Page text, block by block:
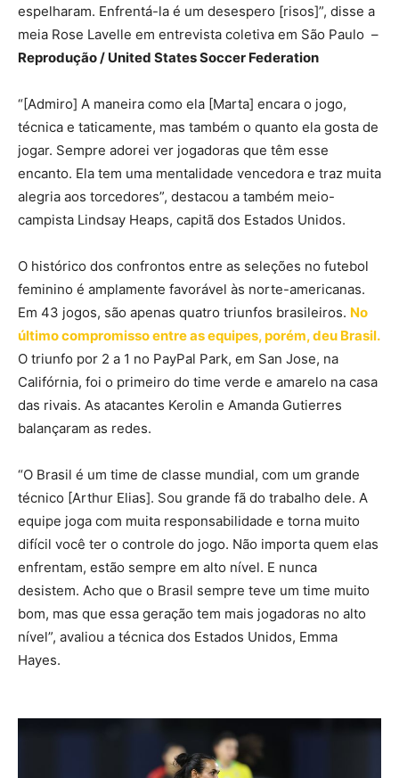
espelharam. Enfrentá-la é um desespero [risos]”, disse a
meia Rose Lavelle em entrevista coletiva em São Paulo –
Reprodução / United States Soccer Federation
“[Admiro] A maneira como ela [Marta] encara o jogo,
técnica e taticamente, mas também o quanto ela gosta de
jogar. Sempre adorei ver jogadoras que têm esse
encanto. Ela tem uma mentalidade vencedora e traz muita
alegria aos torcedores”, destacou a também meio-
campista Lindsay Heaps, capitã dos Estados Unidos.
O histórico dos confrontos entre as seleções no futebol
feminino é amplamente favorável às norte-americanas.
Em 43 jogos, são apenas quatro triunfos brasileiros. No
último compromisso entre as equipes, porém, deu Brasil.
O triunfo por 2 a 1 no PayPal Park, em San Jose, na
Califórnia, foi o primeiro do time verde e amarelo na casa
das rivais. As atacantes Kerolin e Amanda Gutierres
balançaram as redes.
“O Brasil é um time de classe mundial, com um grande
técnico [Arthur Elias]. Sou grande fã do trabalho dele. A
equipe joga com muita responsabilidade e torna muito
difícil você ter o controle do jogo. Não importa quem elas
enfrentam, estão sempre em alto nível. E nunca
desistem. Acho que o Brasil sempre teve um time muito
bom, mas que essa geração tem mais jogadoras no alto
nível”, avaliou a técnica dos Estados Unidos, Emma
Hayes.